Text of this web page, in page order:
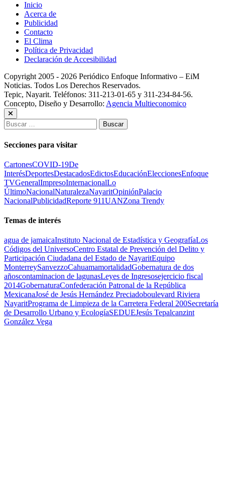
Inicio
Acerca de
Publicidad
Contacto
El Clima
Política de Privacidad
Declaración de Accesibilidad
Copyright 2005 - 2026 Periódico Enfoque Informativo – EiM
Noticias. Todos Los Derechos Reservados.
Tepic, Nayarit. Teléfonos: 311-213-01-65 y 311-234-84-56.
Concepto, Diseño y Desarrollo: Agencia Multieconomico
Buscar:
Secciones para visitar
CartonesCOVID-19De
InterésDeportesDestacadosEdictosEducaciónEleccionesEnfoque
TVGeneralImpresoInternacionalLo
ÚltimoNacionalNaturalezaNayaritOpiniónPalacio
NacionalPublicidadReporte 911UANZona Trendy
Temas de interés
agua de jamaicaInstituto Nacional de Estadística y GeografíaLos
Códigos del UniversoCentro Estatal de Prevención del Delito y
Participación Ciudadana del Estado de NayaritEquipo
MonterreySanvezzoCahuamamortalidadGobernatura de dos
añoscontaminacion de lagunasLeyes de Ingresosejercicio fiscal
2014GobernaturaConfederación Patronal de la República
MexicanaJosé de Jesús Hernández Preciadoboulevard Riviera
NayaritPrograma de Limpieza de la Carretera Federal 200Secretaría
de Desarrollo Urbano y EcologíaSEDUEJesús Tepalcanzint
González Vega